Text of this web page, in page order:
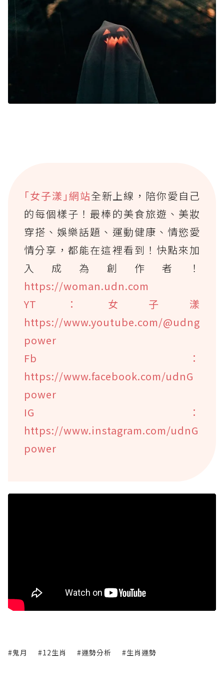
｢女子漾｣網站全新上線，陪你愛自己
的每個樣子！最棒的美食旅遊、美妝
穿搭、娛樂話題、運動健康、情慾愛
情分享，都能在這裡看到！快點來加
入成為創作者！
https://woman.udn.com
YT：女子漾
https://www.youtube.com/@udng
power
Fb：
https://www.facebook.com/udnG
power
IG：
https://www.instagram.com/udnG
power
#鬼月 #12生肖 #運勢分析 #生肖運勢